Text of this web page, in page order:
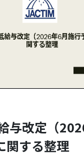
与改定（
関する整理